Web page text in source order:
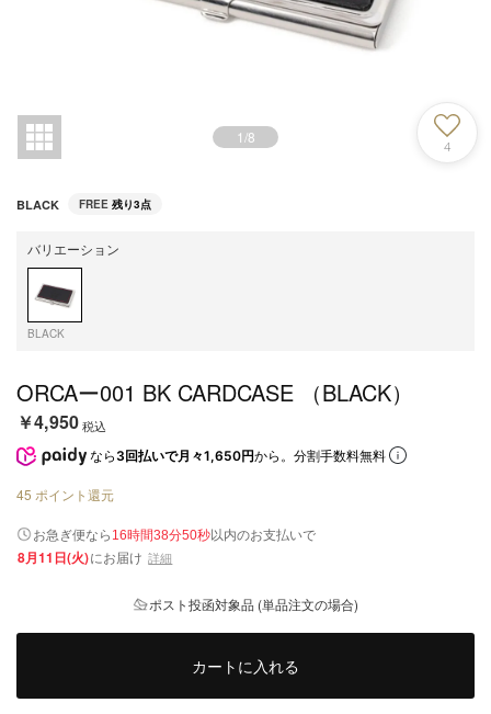
1/8
4
BLACK FREE 残り3点
バリエーション
BLACK
ORCAー001 BK CARDCASE （BLACK）
￥4,950税込
なら 3回払いで月々1,650円から。分割手数料無料
45 ポイント還元
お急ぎ便なら 16時間38分49秒以内のお支払いで
8月11日(火)にお届け 詳細
ポスト投函対象品 (単品注文の場合)
カートに入れる